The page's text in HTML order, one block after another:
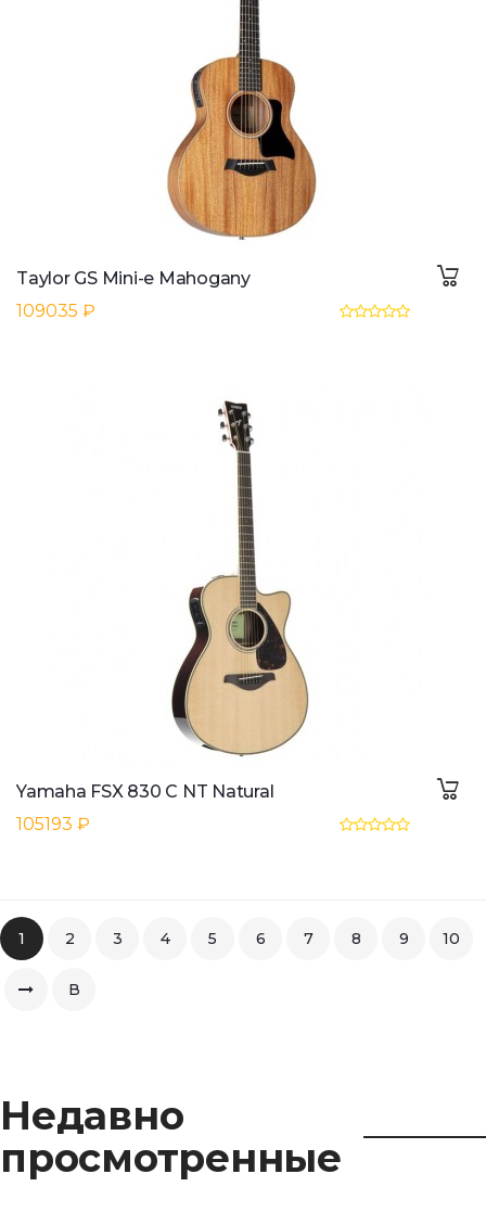
Taylor GS Mini-e Mahogany
109035 ₽
Yamaha FSX 830 C NT Natural
105193 ₽
1 2 3 4 5 6 7 8 9 10
В
Недавно
просмотренные